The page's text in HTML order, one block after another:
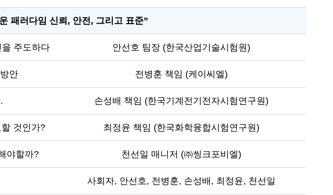
패러다임 신뢰, 안전, 그리고 표준”
주도하다 안선호 팀장 (한국산업기술시험원)
안 전병훈 책임 (케이씨엘)
손성배 책임 (한국기계전기전자시험연구원)
것인가? 최정윤 책임 (한국화학융합시험연구원)
야할까? 천선일 매니저 (㈜씽크포비엘)
사회자, 안선호, 전병훈, 손성배, 최정윤, 천선일